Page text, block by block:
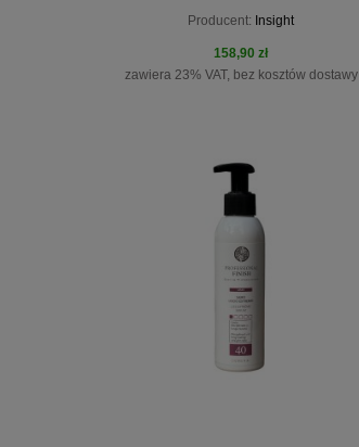
Producent: Insight
158,90 zł
zawiera 23% VAT, bez kosztów dostawy
do koszyka